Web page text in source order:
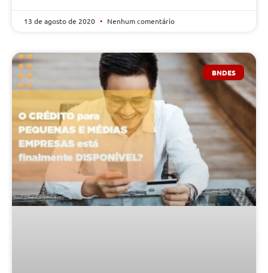
13 de agosto de 2020 Nenhum comentário
BNDES